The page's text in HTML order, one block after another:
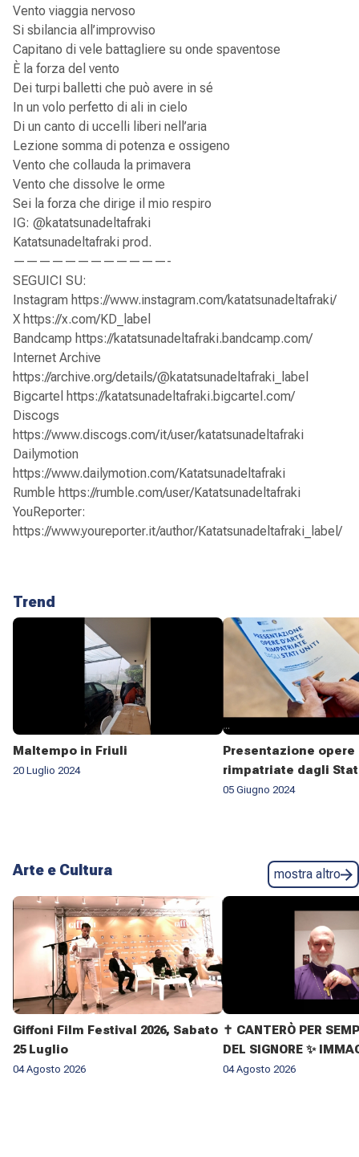
Vento viaggia nervoso
Si sbilancia all’improvviso
Capitano di vele battagliere su onde spaventose
È la forza del vento
Dei turpi balletti che può avere in sé
In un volo perfetto di ali in cielo
Di un canto di uccelli liberi nell’aria
Lezione somma di potenza e ossigeno
Vento che collauda la primavera
Vento che dissolve le orme
Sei la forza che dirige il mio respiro
IG: @katatsunadeltafraki
Katatsunadeltafraki prod.
————————————-
SEGUICI SU:
Instagram https://www.instagram.com/katatsunadeltafraki/
X https://x.com/KD_label
Bandcamp https://katatsunadeltafraki.bandcamp.com/
Internet Archive
https://archive.org/details/@katatsunadeltafraki_label
Bigcartel https://katatsunadeltafraki.bigcartel.com/
Discogs
https://www.discogs.com/it/user/katatsunadeltafraki
Dailymotion
https://www.dailymotion.com/Katatsunadeltafraki
Rumble https://rumble.com/user/Katatsunadeltafraki
YouReporter:
https://www.youreporter.it/author/Katatsunadeltafraki_label/
Trend
Maltempo in Friuli
20 Luglio 2024
Presentazione
rimpatriate dagli
05 Giugno 2024
Arte e Cultura mostra altro
Giffoni Film Festival 2026, Sabato
25 Luglio
04 Agosto 2026
✝️ CANTERÒ PER
DEL SIGNORE ✨
VITA
04 Agosto 2026